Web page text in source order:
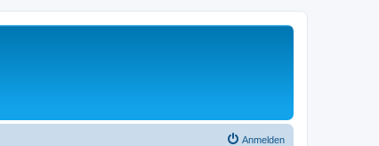
Anmelden